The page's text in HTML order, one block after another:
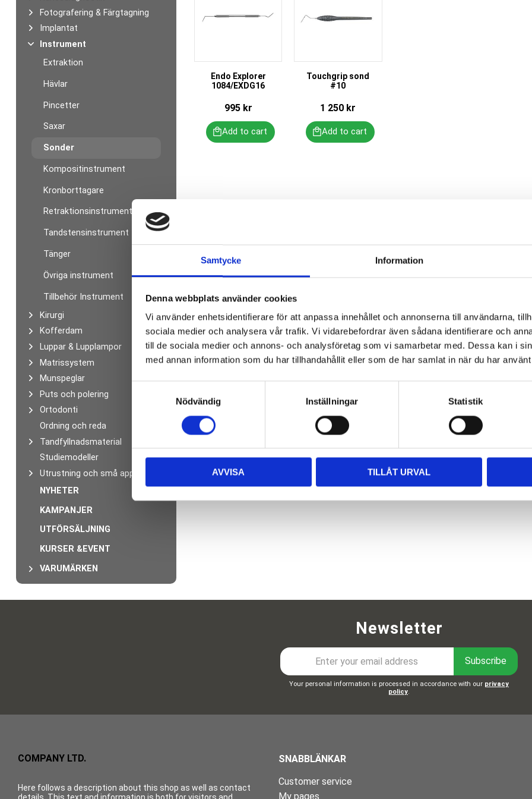
Samtycke Information
Denna webbplats använder cookies
Vi använder enhetsidentifierare för att anpassa innehållet och annonserna till användarna,
sociala medier och analysera vår trafik. Vi vidarebefordrar även sådana identifierare och
till de sociala medier och annons- och analysföretag som vi samarbetar med. Dessa kan i
med annan information som du har tillhandahållit eller som de har samlat in när du har
k
s
Nödvändig Inställningar Statistik
AVVISA TILLÅT URVAL
Endo Explorer
1084/EXDG16
995kr
Touchgrip sond
#10
1 250 kr
Fotografering & Färgtagning
Implantat
Instrument
Extraktion
Hävlar
Pincetter
Saxar
Sonder
Kompositinstrument
Kronborttagare
Retraktionsinstrument
Tandstensinstrument
Tänger
Övriga instrument
Tillbehör Instrument
Kirurgi
Kofferdam
Luppar & Lupplampor
Matrissystem
Munspeglar
Puts och polering
Ortodonti
Ordning och reda
Tandfyllnadsmaterial
Studiemodeller
Utrustning och små apparater
NYHETER
KAMPANJER
UTFÖRSÄLJNING
KURSER &EVENT
VARUMÄRKEN
Newsletter
Subscribe
Your personal information is processed in accordance with our privacy
policy.
COMPANY LTD.
Here follows a description about this shop as well as contact
SNABBLÄNKAR
Customer service
My pages